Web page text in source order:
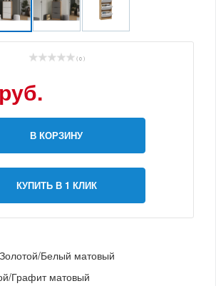
( 0 )
В КОРЗИНУ
КУПИТЬ В 1 КЛИК
Белый матовый
Графит матовый